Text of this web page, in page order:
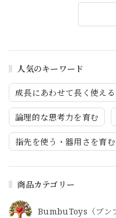
人気のキーワード
成長にあわせて長く使える
論理的な思考力を育む
指先を使う・器用さを育む
商品カテゴリー
BumbuToys（ブン